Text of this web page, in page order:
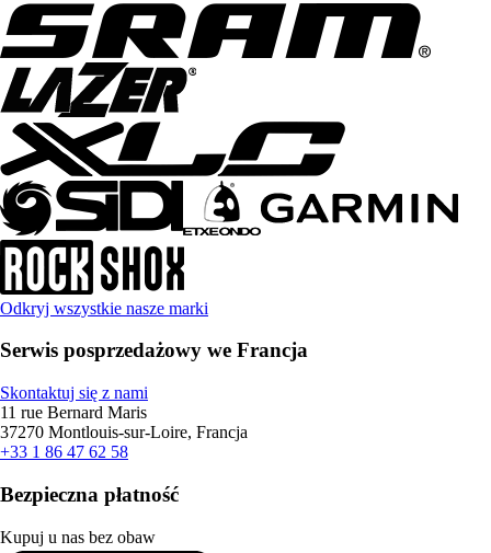
Odkryj wszystkie nasze marki
Serwis posprzedażowy we Francja
Skontaktuj się z nami
11 rue Bernard Maris
37270 Montlouis-sur-Loire, Francja
+33 1 86 47 62 58
Bezpieczna płatność
Kupuj u nas bez obaw